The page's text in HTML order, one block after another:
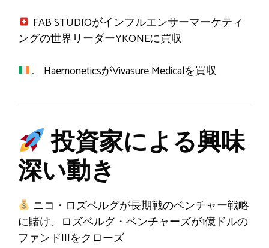
FAB STUDIOがインフルエンサーマーケティ
ングの世界リーダーYKONEに買収
。 HaemoneticsがVivasure Medicalを買収
投資家による興味
深い動き
ニコ・ロズベルグが長期戦のベンチャー戦略
に賭け、ロズベルグ・ベンチャーズが1億ドルの
ファンドIIIをクローズ